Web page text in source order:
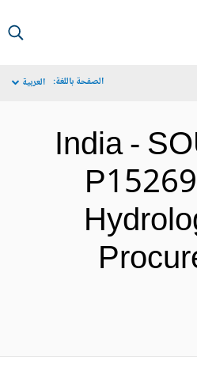
الصفحة باللغة: العربية
India -